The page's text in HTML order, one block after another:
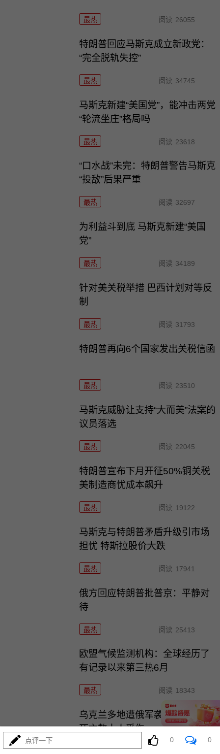
最热 阅读 26055
特朗普回应马斯克成立新政党：
“完全脱轨失控”
最热 阅读 34745
马斯克新建“美国党”，能冲击两党
“轮流坐庄”格局吗
最热 阅读 23618
“口水战”未完：特朗普警告马斯克
“投敌”后果严重
最热 阅读 32697
为利益斗到底 马斯克新建“美国
党”
最热 阅读 34189
针对美关税举措 巴西计划对等反
制
最热 阅读 31793
特朗普再向6个国家发出关税信函
最热 阅读 23510
马斯克威胁让支持“大而美”法案的
议员落选
最热 阅读 22045
特朗普宣布下月开征50%铜关税
美制造商忧成本飙升
最热 阅读 19122
马斯克与特朗普矛盾升级引市场
担忧 特斯拉股价大跌
最热 阅读 17941
俄方回应特朗普批普京：平静对
待
最热 阅读 25413
欧盟气候监测机构：全球经历了
有记录以来第三热6月
最热 阅读 18343
乌克兰多地遭俄军袭击 至少4人
死亡数十人受伤
点评一下 0 0